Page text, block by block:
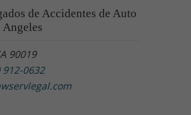
de Accidentes de Auto
90019
912-0632